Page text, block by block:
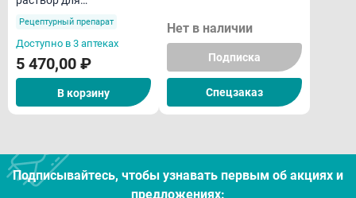
внутривенного введения
Рецептурный препарат
Доступно в 3 аптеках
5 470,00 ₽
В корзину
Нет в наличии
Подписка
Спецзаказ
Подписывайтесь, чтобы узнавать первым об акцияx и
предложениях: